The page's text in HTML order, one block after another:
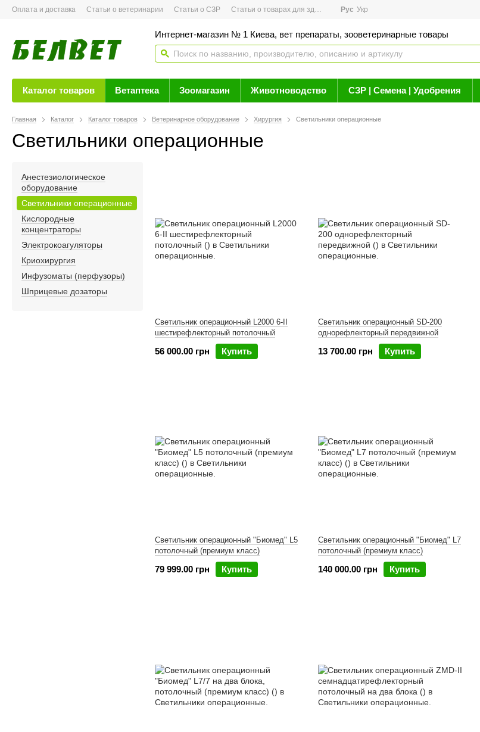
Оплата и доставка Статьи о ветеринарии Статьи о СЗР Статьи о товарах для здоровья Новости
Рус Укр
Интернет-магазин № 1 Киева, вет препараты, зооветеринарные товары
Каталог товаров Ветаптека Зоомагазин Животноводство СЗР | Семена | Удобрения
Главная Каталог Каталог товаров Ветеринарное оборудование Хирургия Светильники операционные
Светильники операционные
Светильник операционный L2000 6-II
шестирефлекторный потолочный
56 000.00 грн Купить
Светильник операционный SD-200
однорефлекторный передвижной
13 700.00 грн Купить
Светильник операционный "Биомед" L5
потолочный (премиум класс)
79 999.00 грн Купить
Светильник операционный "Биомед" L7
потолочный (премиум класс)
140 000.00 грн Купить
Анестезиологическое
оборудование
Светильники операционные
Кислородные
концентраторы
Электрокоагуляторы
Криохирургия
Инфузоматы (перфузоры)
Шприцевые дозаторы